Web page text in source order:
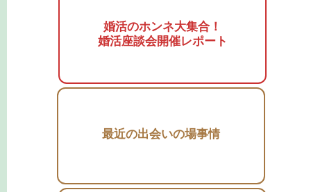
婚活のホンネ大集合！
婚活座談会開催レポート
最近の出会いの場事情